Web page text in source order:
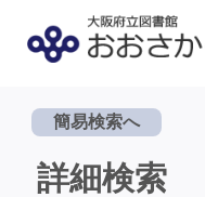
簡易検索へ
詳細検索